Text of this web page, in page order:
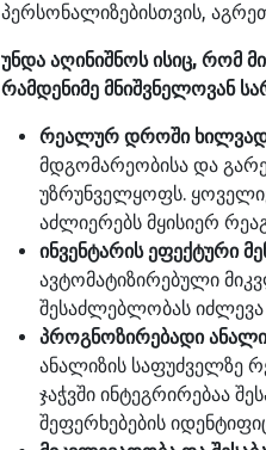
პერსონალიზებისთვის,
უნდა აღინიშნოს ისიც, რომ
რამდენიმე მნიშვნელოვან
რეალურ დროში
მდგომარეობისა და
უზრუნველყოფს.
აძლიერებს მყისიერ
ინვენტარის ეფექტური
ავტომატიზირებული
შესაძლებლობას
პროგნოზირებადი
ანალიზის საფუძველზე
ჯაჭვში ინტეგრირებაა
შეფერხებების